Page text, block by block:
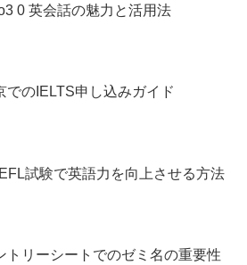
0 英会話の魅力と活用法
でのIELTS申し込みガイド
試験で英語力を向上させる方法
トリーシートでのゼミ名の重要性